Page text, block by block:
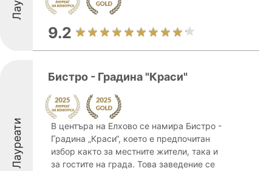
9.2
Лауреати
Бистро - Градина "Краси"
В центъра на Елхово се намира Бистро -
Градина „Краси“, което е предпочитан
избор както за местните жители, така и
за гостите на града. Това заведение се